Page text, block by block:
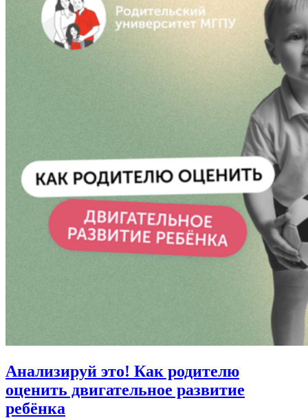
Анализируй это! Как родителю
оценить двигательное развитие
ребёнка